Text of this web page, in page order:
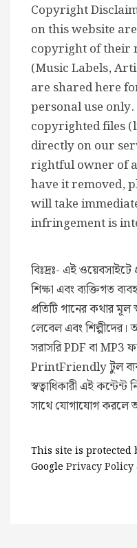
Copyright
on this website
copyright of their
(Music Labels,
are shared here
personal use
copyrighted files
directly on our
rightful owner of
have it removed,
will take
infringement is
বিঃদ্রঃ- এই
শিক্ষা এবং ব্যক্তিগত
প্রতিটি গানের কথার মূল
লেবেল এবং
সরাসরি PDF বা MP3
PrintFriendly টুল
স্বত্বাধিকারী এই
সাথে যোগাযোগ করলে
This site is protected
Google Privacy Policy